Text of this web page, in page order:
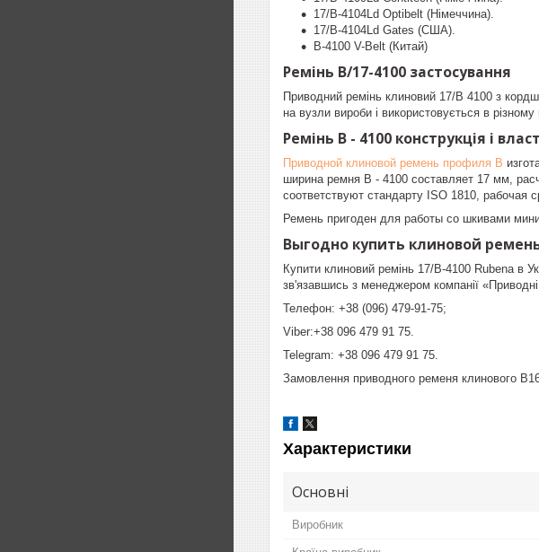
17/B-4104Ld Optibelt (Німеччина).
17/B-4104Ld Gates (США).
B-4100 V-Belt (Китай)
Ремінь B/17-4100 застосування
Приводний ремінь клиновий 17/B 4100 з
на вузли вироби і використовується в
Ремінь B - 4100 конструкція і
Приводной клиновой ремень профиля B
ширина ремня B - 4100 составляет 17 мм,
соответствуют стандарту ISO 1810, рабочая
Ремень пригоден для работы со шкивами
Выгодно купить клиновой
Купити клиновий ремінь 17/B-4100 Rubena в
зв'язавшись з менеджером компанії
Телефон: +38 (096) 479-91-75;
Viber:+38 096 479 91 75.
Telegram: +38 096 479 91 75.
Замовлення приводного ременя клинового
Характеристики
Основні
Виробник